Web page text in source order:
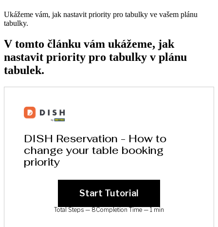
Ukážeme vám, jak nastavit priority pro tabulky ve vašem plánu
tabulky.
V tomto článku vám ukážeme, jak
nastavit priority pro tabulky v plánu
tabulek.